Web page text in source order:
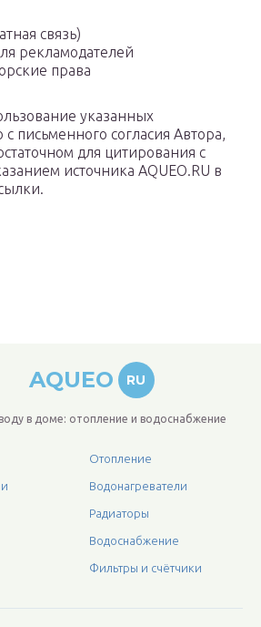
связь)
рекламодателей
права
указанных
письменного согласия Автора,
для цитирования с
источника AQUEO.RU в
AQUEO RU
в доме: отопление и водоснабжение
Отопление
Водонагреватели
Радиаторы
Водоснабжение
Фильтры и счётчики